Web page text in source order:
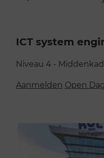
ICT system
Niveau 4 -
Aanmelden Open